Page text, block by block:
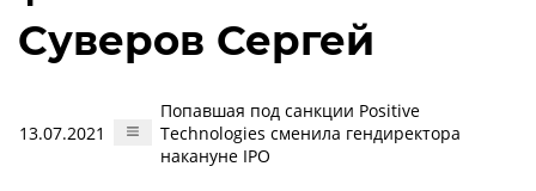
Суверов Сергей
13.07.2021
Попавшая под санкции Positive
Technologies сменила гендиректора
накануне IPO